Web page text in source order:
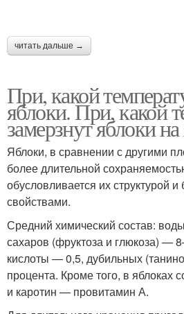
читать дальше →
При, какой
яблоки. При, какой
замерзнут яблоки
Яблоки, в сравнении с другими
более длительной
обусловливается их структурой
свойствами.
Средний химический состав:
сахаров (фруктоза и глюкоза) —
кислоты — 0,5, дубильных
процента. Кроме того, в яблоках
и каротин — провитамин А.